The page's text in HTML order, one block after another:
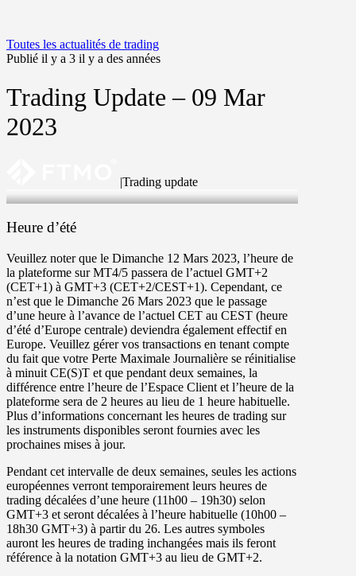
Toutes les actualités de trading
Publié il y a 3 il y a des années
Trading Update – 09 Mar
2023
|Trading update
9 Mar 2023
Heure d’été
Veuillez noter que le Dimanche 12 Mars 2023, l’heure de
la plateforme sur MT4/5 passera de l’actuel GMT+2
(CET+1) à GMT+3 (CET+2/CEST+1). Cependant, ce
n’est que le Dimanche 26 Mars 2023 que le passage
d’une heure à l’avance de l’actuel CET au CEST (heure
d’été d’Europe centrale) deviendra également effectif en
Europe. Veuillez gérer vos transactions en tenant compte
du fait que votre Perte Maximale Journalière se réinitialise
à minuit CE(S)T et que pendant deux semaines, la
différence entre l’heure de l’Espace Client et l’heure de la
plateforme sera de 2 heures au lieu de 1 heure habituelle.
Plus d’informations concernant les heures de trading sur
les instruments disponibles seront fournies avec les
prochaines mises à jour.
Pendant cet intervalle de deux semaines, seules les actions
européennes verront temporairement leurs heures de
trading décalées d’une heure (11h00 – 19h30) selon
GMT+3 et seront décalées à l’heure habituelle (10h00 –
18h30 GMT+3) à partir du 26. Les autres symboles
auront les heures de trading inchangées mais ils feront
référence à la notation GMT+3 au lieu de GMT+2.